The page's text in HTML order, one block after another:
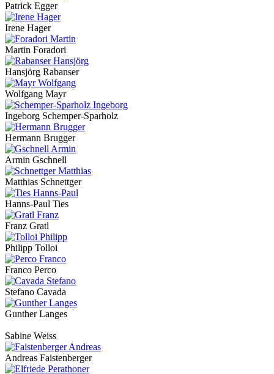
Patrick Egger
Irene Hager
Martin Foradori
Hansjörg Rabanser
Wolfgang Mayr
Ingeborg Schemper-Sparholz
Hermann Brugger
Armin Gschnell
Matthias Schnettger
Hanns-Paul Ties
Franz Gratl
Philipp Tolloi
Franco Perco
Stefano Cavada
Gunther Langes
Sabine Weiss
Andreas Faistenberger